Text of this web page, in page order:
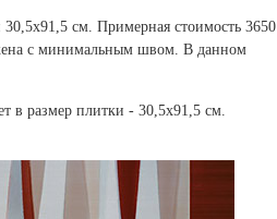
30,5x91,5 см. Примерная стоимость 3650
с минимальным швом. В данном
в размер плитки - 30,5x91,5 см.